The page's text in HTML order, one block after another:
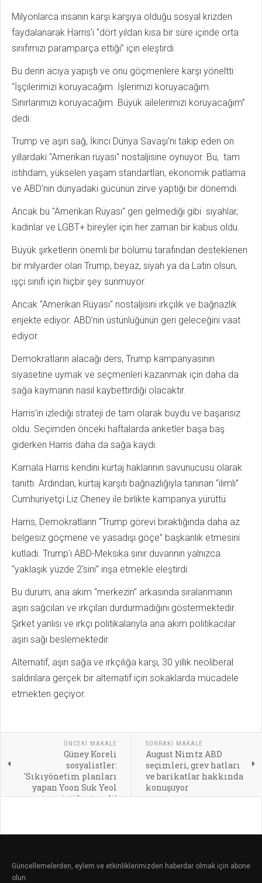
Milyonlarca insanın karşı karşıya olduğu sosyal krizden
faydalanarak Harris'i “dört yıldan kısa bir süre içinde orta
sınıfımızı paramparça ettiği” için eleştirdi.
Bu derin acıya yapıştı ve onu göçmenlere karşı yöneltti:
“İşçilerimizi koruyacağım. İşlerimizi koruyacağım.
Sınırlarımızı koruyacağım. Büyük ailelerimizi koruyacağım”
dedi.
Trump ve aşırı sağ, İkinci Dünya Savaşı'nı takip eden on
yıllardaki "Amerikan rüyası" nostaljisine oynuyor. Bu, tam
istihdam, yükselen yaşam standartları, ekonomik patlama
ve ABD'nin dünyadaki gücünün zirve yaptığı bir dönemdi.
Ancak bu "Amerikan Rüyası" geri gelmediği gibi siyahlar,
kadınlar ve LGBT+ bireyler için her zaman bir kabus oldu.
Büyük şirketlerin önemli bir bölümü tarafından desteklenen
bir milyarder olan Trump, beyaz, siyah ya da Latin olsun,
işçi sınıfı için hiçbir şey sunmuyor.
Ancak "Amerikan Rüyası" nostaljisini ırkçılık ve bağnazlık
enjekte ediyor. ABD'nin üstünlüğünün geri geleceğini vaat
ediyor.
Demokratların alacağı ders, Trump kampanyasının
siyasetine uymak ve seçmenleri kazanmak için daha da
sağa kaymanın nasıl kaybettirdiği olacaktır.
Harris'in izlediği strateji de tam olarak buydu ve başarısız
oldu. Seçimden önceki haftalarda anketler başa baş
giderken Harris daha da sağa kaydı.
Kamala Harris kendini kürtaj haklarının savunucusu olarak
tanıttı. Ardından, kürtaj karşıtı bağnazlığıyla tanınan “ılımlı”
Cumhuriyetçi Liz Cheney ile birlikte kampanya yürüttü.
Harris, Demokratların “Trump görevi bıraktığında daha az
belgesiz göçmene ve yasadışı göçe” başkanlık etmesini
kutladı. Trump'ı ABD-Meksika sınır duvarının yalnızca
“yaklaşık yüzde 2'sini” inşa etmekle eleştirdi.
Bu durum, ana akım “merkezin” arkasında sıralanmanın
aşırı sağcıları ve ırkçıları durdurmadığını göstermektedir.
Şirket yanlısı ve ırkçı politikalarıyla ana akım politikacılar
aşırı sağı beslemektedir.
Alternatif, aşırı sağa ve ırkçılığa karşı, 30 yıllık neoliberal
saldırılara gerçek bir alternatif için sokaklarda mücadele
etmekten geçiyor.
ÖNCEKI MAKALE
Güney Koreli
sosyalistler:
'Sıkıyönetim planları
yapan Yoon Suk Yeol
istifa etmeli'
SONRAKI MAKALE
August Nimtz ABD
seçimleri, grev hatları
ve barikatlar hakkında
konuşuyor
Güncellemelerden, eylem ve etkinliklerimizden haberdar olmak için abone
olun.